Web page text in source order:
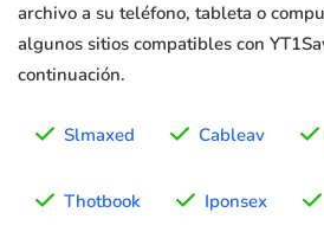
archivo a su teléfono, tableta o
algunos sitios compatibles con
continuación.
Slmaxed Cableav
Thotbook Iponsex